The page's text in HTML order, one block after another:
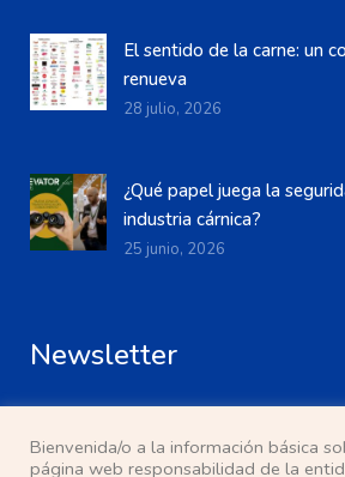
El sentido de la carne: un
renueva
28 julio, 2026
¿Qué papel juega la
industria cárnica?
25 junio, 2026
Newsletter
Bienvenida/o a la información básica
página web responsabilidad de la